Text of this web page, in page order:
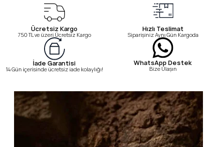
Ücretsiz Kargo
750 TL ve üzeri Ücretsiz Kargo
Hızlı Teslimat
Siparişiniz Aynı Gün Kargoda
İade Garantisi
14 Gün içerisinde ücretsiz iade kolaylığı!
WhatsApp Destek
Bize Ulaşın